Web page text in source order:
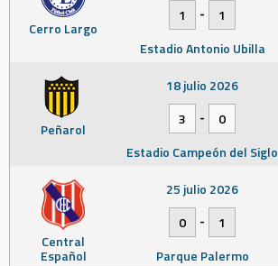
Cerro Largo
1
-
1
Estadio Antonio Ubilla
Peñarol
18 julio 2026
3
-
0
Estadio Campeón del Siglo
Central
Español
25 julio 2026
0
-
1
Parque Palermo